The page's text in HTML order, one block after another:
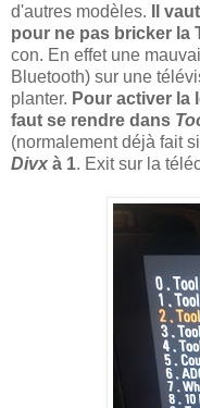
d'autres modèles.
Il
pour ne pas bricker la
con. En effet une
Bluetooth) sur une
planter. Pour activer la
faut se rendre dans
(normalement déjà fait
Divx à 1. Exit sur la